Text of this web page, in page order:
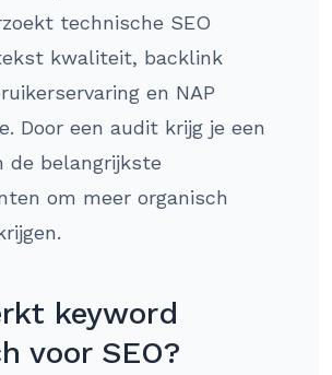
technische SEO
kwaliteit, backlink
en NAP
Door een audit krijg je een
de belangrijkste
om meer organisch
keyword
voor SEO?